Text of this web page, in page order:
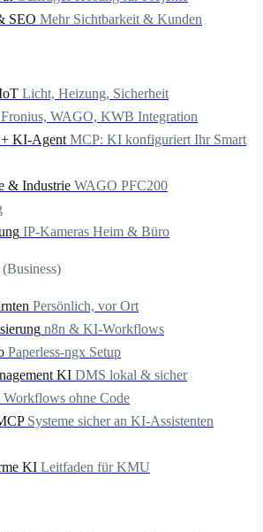
SEO Mehr Sichtbarkeit & Kunden
Licht, Heizung, Sicherheit
Fronius, WAGO, KWB Integration
+ KI-Agent MCP: KI konfiguriert Ihr Smart
& Industrie WAGO PFC200
IP-Kameras Heim & Büro
Persönlich, vor Ort
n8n & KI-Workflows
Paperless-ngx Setup
KI DMS lokal & sicher
Workflows ohne Code
Systeme sicher an KI-Assistenten
KI Leitfaden für KMU